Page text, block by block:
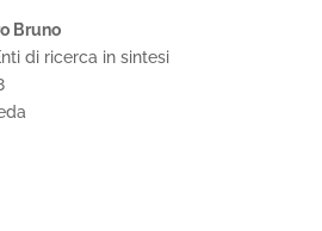
Bruno
di ricerca in sintesi